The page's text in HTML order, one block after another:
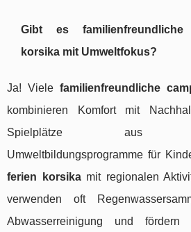
Gibt es familienfreundliche
korsika mit Umweltfokus?
Ja! Viele familienfreundliche
kombinieren Komfort mit
Spielplätze aus
Umweltbildungsprogramme für
ferien korsikamit regionalen
verwenden oft
Abwasserreinigung und fördern